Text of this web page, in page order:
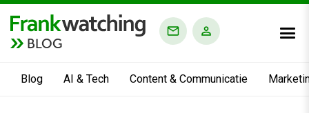
BLOG
Blog AI & Tech Content & Communicatie